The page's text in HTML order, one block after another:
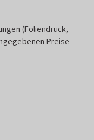
(Foliendruck,
Preise